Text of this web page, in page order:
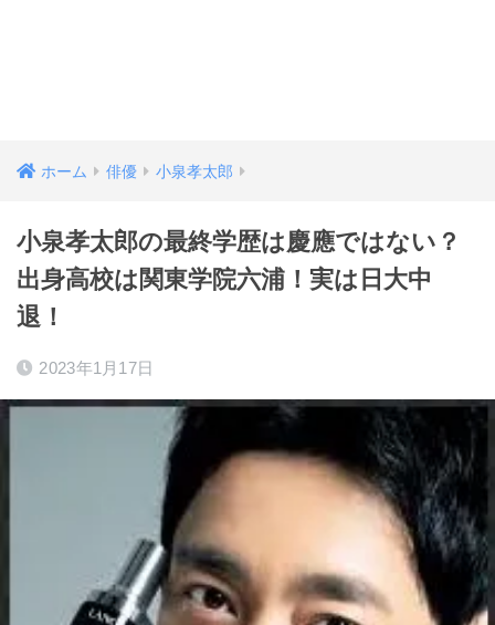
ホーム 俳優 小泉孝太郎
小泉孝太郎の最終学歴は慶應ではない？
出身高校は関東学院六浦！実は日大中
退！
2023年1月17日